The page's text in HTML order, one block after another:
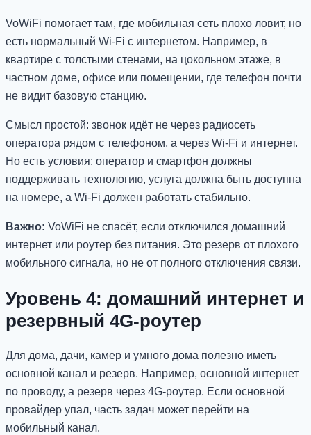
VoWiFi помогает там, где мобильная сеть плохо ловит, но
есть нормальный Wi-Fi с интернетом. Например, в
квартире с толстыми стенами, на цокольном этаже, в
частном доме, офисе или помещении, где телефон почти
не видит базовую станцию.
Смысл простой: звонок идёт не через радиосеть
оператора рядом с телефоном, а через Wi-Fi и интернет.
Но есть условия: оператор и смартфон должны
поддерживать технологию, услуга должна быть доступна
на номере, а Wi-Fi должен работать стабильно.
Важно: VoWiFi не спасёт, если отключился домашний
интернет или роутер без питания. Это резерв от плохого
мобильного сигнала, но не от полного отключения связи.
Уровень 4: домашний интернет и
резервный 4G-роутер
Для дома, дачи, камер и умного дома полезно иметь
основной канал и резерв. Например, основной интернет
по проводу, а резерв через 4G-роутер. Если основной
провайдер упал, часть задач может перейти на
мобильный канал.